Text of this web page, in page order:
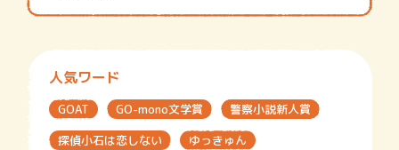
人気ワード
GOAT GO-mono文学賞
警察小説新人賞
探偵小石は恋しない
ゆっきゅん